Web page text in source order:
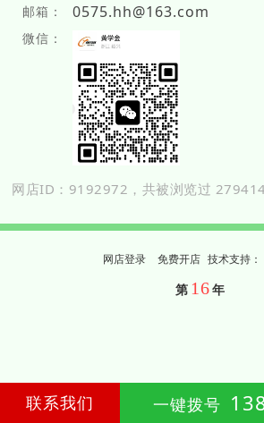
邮箱： 0575.hh@163.com
微信：
网店ID：9192972，共被浏览过
网店登录 免费开店 技术支持 ：
第 16年
联系我们 一键拨号